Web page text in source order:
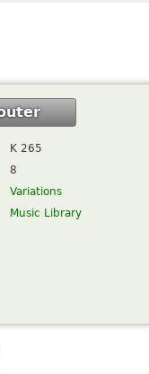
K 265
8
Variations
Music Library